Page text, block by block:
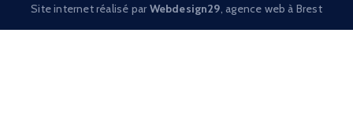
Site internet réalisé par Webdesign29 , agence web à Brest